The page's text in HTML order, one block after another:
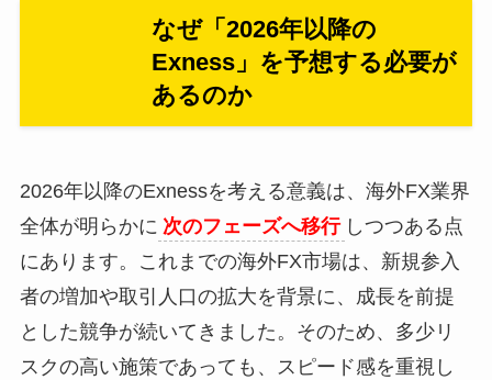
なぜ「2026年以降の
Exness」を予想する必要が
あるのか
2026年以降のExnessを考える意義は、海外FX業界
全体が明らかに 次のフェーズへ移行 しつつある点
にあります。これまでの海外FX市場は、新規参入
者の増加や取引人口の拡大を背景に、成長を前提
とした競争が続いてきました。そのため、多少リ
スクの高い施策であっても、スピード感を重視し